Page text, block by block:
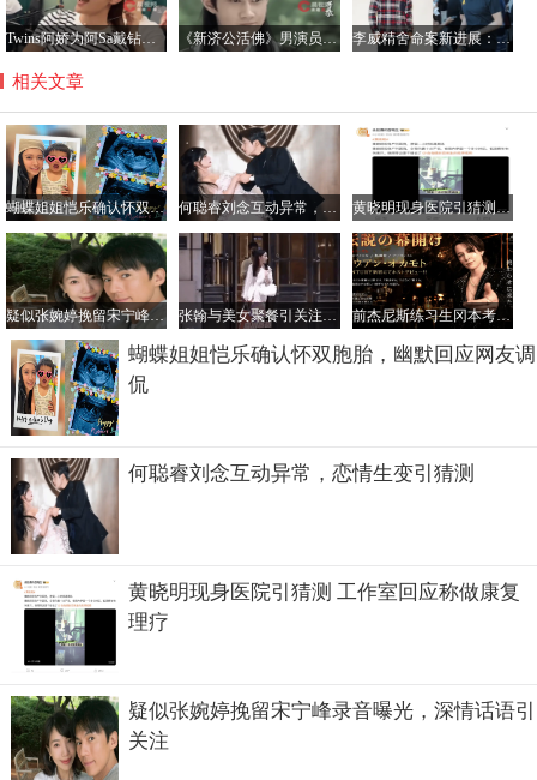
Twins阿娇为阿Sa戴钻石项链，阿Sa宣布结婚感情稳定 《新济公活佛》男演员何明翰自曝患间歇性房颤：或因工作强度大，生活作息不规律 李威精舍命案新进展：受害人家属达成和解 盼法院从轻判决
相关文章
蝴蝶姐姐恺乐确认怀双胞胎，幽默回应网友调侃 何聪睿刘念互动异常，恋情生变引猜测 黄晓明现身医院引猜测 工作室回应称做康复理疗
疑似张婉婷挽留宋宁峰录音曝光，深情话语引关注 张翰与美女聚餐引关注，目送离开后优雅上车 前杰尼斯练习生冈本考安转行男公关，引发粉丝强烈不满
蝴蝶姐姐恺乐确认怀双胞胎，幽默回应网友调
侃
何聪睿刘念互动异常，恋情生变引猜测
黄晓明现身医院引猜测 工作室回应称做康复
理疗
疑似张婉婷挽留宋宁峰录音曝光，深情话语引
关注